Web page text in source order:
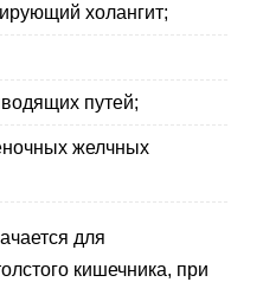
холангит;
путей;
желчных
для
кишечника, при